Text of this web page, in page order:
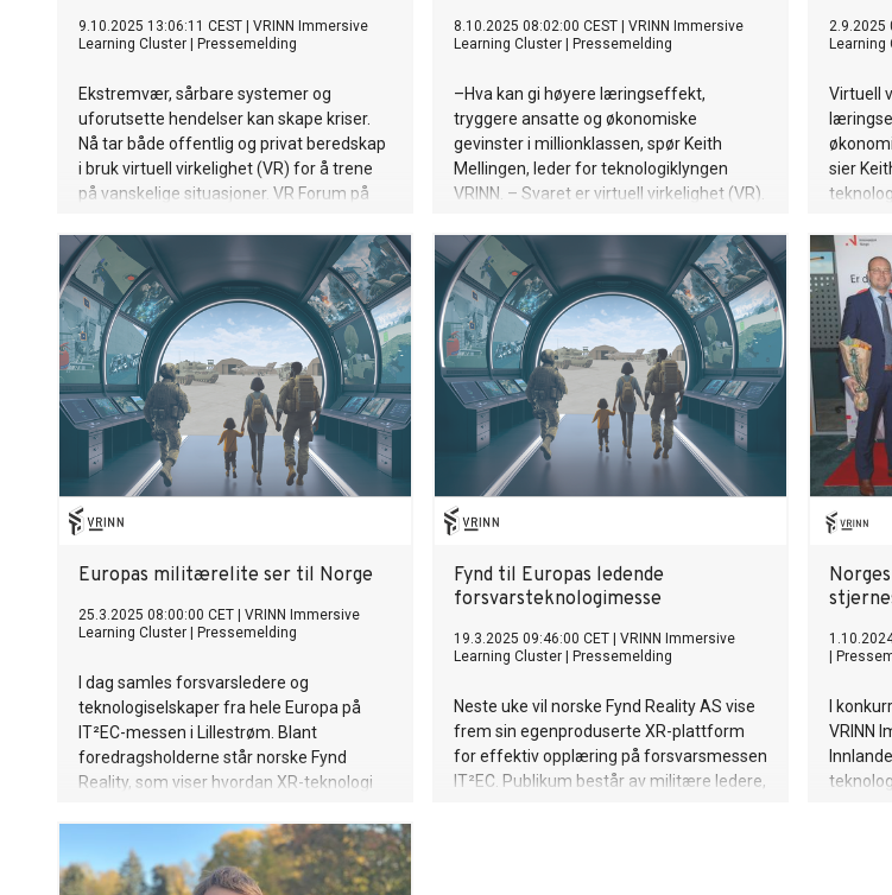
9.10.2025 13:06:11 CEST
VRINN Immersive
Learning Cluster
Pressemelding
Ekstremvær, sårbare systemer og
uforutsette hendelser kan skape kriser.
Nå tar både offentlig og privat beredskap
i bruk virtuell virkelighet (VR) for å trene
på vanskelige situasjoner. VR Forum på
beredskaptrening i VR for alle
interesserte.
8.10.2025 08:02:00 CEST
VRINN Immersive
Learning Cluster
Pressemelding
–Hva kan gi høyere læringseffekt,
tryggere ansatte og økonomiske
gevinster i millionklassen, spør Keith
Mellingen, leder for teknologiklyngen
VRINN. – Svaret er virtuell virkelighet (VR).
13.-15.oktober for at mange flere kan bli
kjent med teknologien.
2.9.2025
Learning
Virtuell
sier
Europas militærelite ser til Norge
25.3.2025 08:00:00 CET
VRINN Immersive
Learning Cluster
Pressemelding
I dag samles forsvarsledere og
teknologiselskaper fra hele Europa på
IT²EC-messen i Lillestrøm. Blant
foredragsholderne står norske Fynd
Reality, som viser hvordan XR-teknologi
Fynd til Europas ledende
forsvarsteknologimesse
19.3.2025 09:46:00 CET
VRINN Immersive
Learning Cluster
Pressemelding
Neste uke vil norske Fynd Reality AS vise
frem sin egenproduserte XR-plattform
for effektiv opplæring på forsvarsmessen
IT²EC. Publikum består av militære ledere,
I
VRINN